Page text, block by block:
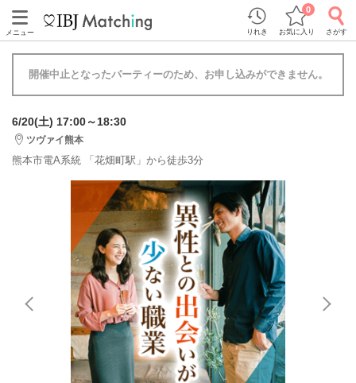
メニュー りれき お気に入り
0
さがす
開催中止となったパーティーのため、お申し込みができません。
6/20(土) 17:00～18:30
ツヴァイ熊本
熊本市電A系統 「花畑町駅」から徒歩3分